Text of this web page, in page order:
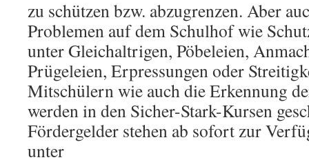
zu schützen bzw. abzugrenzen. Aber
Problemen auf dem Schulhof wie
unter Gleichaltrigen, Pöbeleien,
Prügeleien, Erpressungen oder
Mitschülern wie auch die Erkennung
werden in den Sicher-Stark-Kursen
Fördergelder stehen ab sofort zur
unter